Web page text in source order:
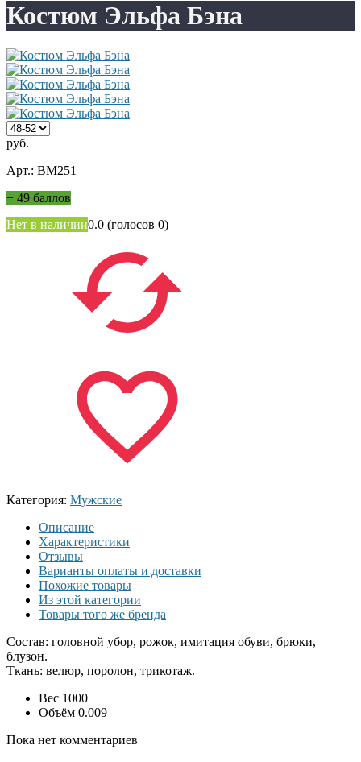
Костюм Эльфа Бэна
руб.
Арт.: ВМ251
+ 49 баллов
Нет в наличии0.0 (голосов 0)
Категория: Мужские
Описание
Характеристики
Отзывы
Варианты оплаты и доставки
Похожие товары
Из этой категории
Товары того же бренда
Состав: головной убор, рожок, имитация обуви, брюки,
блузон.
Ткань: велюр, поролон, трикотаж.
Вес 1000
Объём 0.009
Пока нет комментариев